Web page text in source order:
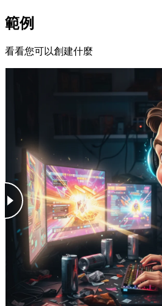
範例
看看您可以創建什麼